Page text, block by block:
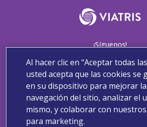
¡Síguenos!
Contacto Política de privacidad
Términos y condiciones
Copyright 2022 Viatris. All Rights
Al hacer clic en “Aceptar todas
usted acepta que las cookies se
en su dispositivo para mejorar la
navegación del sitio, analizar el
mismo, y colaborar con
para marketing.